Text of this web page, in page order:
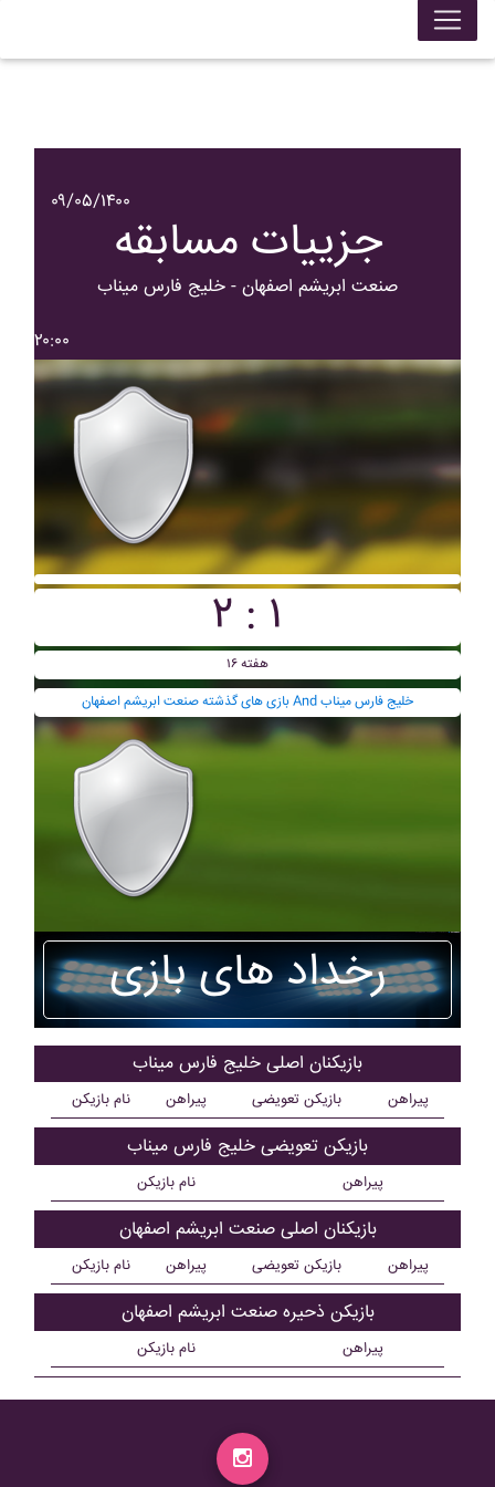
۰۹/۰۵/۱۴۰۰
جزییات مسابقه
صنعت ابريشم اصفهان - خليج فارس ميناب
۲۰:۰۰
۲ : ۱
هفته ۱۶
بازی های گذشته صنعت ابريشم اصفهان And خليج فارس ميناب
رخداد های بازی
بازیکنان اصلی خليج فارس ميناب
نام بازیکن پیراهن بازیکن تعویضی پیراهن
بازیکن تعویضی خليج فارس ميناب
نام بازیکن پیراهن
بازیکنان اصلی صنعت ابريشم اصفهان
نام بازیکن پیراهن بازیکن تعویضی پیراهن
بازیکن ذحیره صنعت ابريشم اصفهان
نام بازیکن پیراهن